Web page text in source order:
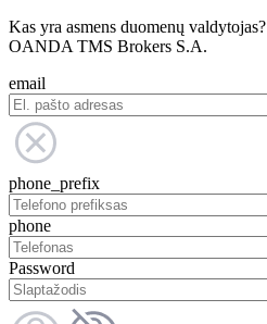
Kas yra asmens duomenų valdytojas?
OANDA TMS Brokers S.A.
email
phone_prefix
phone
Password